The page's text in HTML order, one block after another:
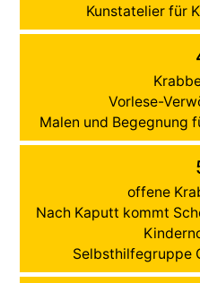
Kunstatelier für
Vorlese-
Malen und Begegnung
offene
Nach Kaputt kommt
Selbsthilfegruppe